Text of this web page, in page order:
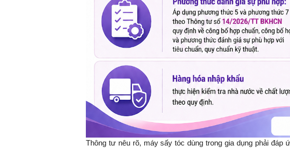
Thông tư nêu rõ, máy sấy tóc dùng trong gia dụng phải đáp
TS. Nguyễn Đức Độ - Phó Viện trưởng
Viện Kinh tế Tài chính
"Có rất nhiều việc phải làm
ngay từ bây giờ và trên thực tế
đang được tiến hành như tăng
đầu tư cho khoa học công
nghệ; ban hành các cơ chế
khuyến khích đổi mới sáng tạo,
khởi nghiệp..."